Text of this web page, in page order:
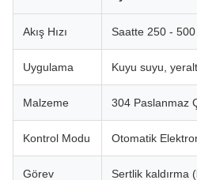
Akış Hızı Saatte 250 -
Uygulama Kuyu suyu,
Malzeme 304 Paslanmaz
Kontrol Modu Otomatik
Görev Sertlik kaldırma